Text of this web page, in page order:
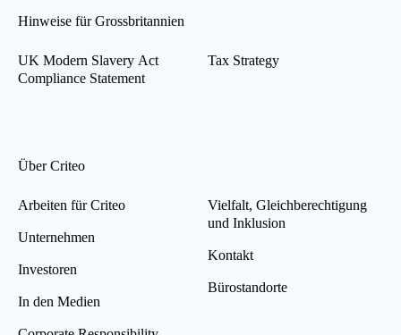
Hinweise für Grossbritannien
UK Modern Slavery Act
Compliance Statement
Tax Strategy
Über Criteo
Arbeiten für Criteo
Unternehmen
Investoren
In den Medien
Vielfalt, Gleichberechtigung
und Inklusion
Kontakt
Bürostandorte